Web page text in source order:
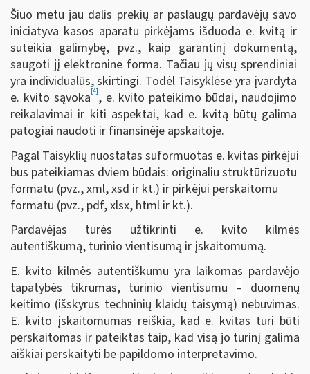
Šiuo metu jau dalis prekių ar paslaugų pardavėjų savo
iniciatyva kasos aparatu pirkėjams išduoda e. kvitą ir
suteikia galimybę, pvz., kaip garantinį dokumentą,
saugoti jį elektronine forma. Tačiau jų visų sprendiniai
yra individualūs, skirtingi. Todėl Taisyklėse yra įvardyta
e. kvito sąvoka[4], e. kvito pateikimo būdai, naudojimo
reikalavimai ir kiti aspektai, kad e. kvitą būtų galima
patogiai naudoti ir finansinėje apskaitoje.
Pagal Taisyklių nuostatas suformuotas e. kvitas pirkėjui
bus pateikiamas dviem būdais: originaliu struktūrizuotu
formatu (pvz., xml, xsd ir kt.) ir pirkėjui perskaitomu
formatu (pvz., pdf, xlsx, html ir kt.).
Pardavėjas turės užtikrinti e. kvito kilmės
autentiškumą, turinio vientisumą ir įskaitomumą.
E. kvito kilmės autentiškumu yra laikomas pardavėjo
tapatybės tikrumas, turinio vientisumu – duomenų
keitimo (išskyrus techninių klaidų taisymą) nebuvimas.
E. kvito įskaitomumas reiškia, kad e. kvitas turi būti
perskaitomas ir pateiktas taip, kad visą jo turinį galima
aiškiai perskaityti be papildomo interpretavimo.